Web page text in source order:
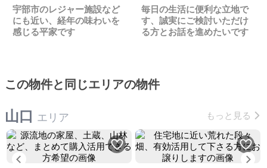
宇部市のレジャー施設など
にも近い、経年の味わいを
感じる平家です
毎日の生活に便利な立地で
す、誠実にご検討いただけ
る方とお話を進めたいです
この物件と同じエリアの物件
山口 エリア もっと見る
Previous